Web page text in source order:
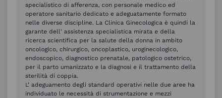
specialistico di afferenza, con personale medico ed
operatore sanitario dedicato e adeguatamente formato
nelle diverse discipline. La Clinica Ginecologica è quindi la
garante dell’ assistenza specialistica mirata e della
ricerca scientifica per la salute della donna in ambito
oncologico, chirurgico, oncoplastico, uroginecologico,
endoscopico, diagnostico prenatale, patologico ostetrico,
per il parto umanizzato e la diagnosi e il trattamento della
sterilità di coppia.
L’ adeguamento degli standard operativi nelle due aree ha
individuato le necessità di strumentazione e mezzi